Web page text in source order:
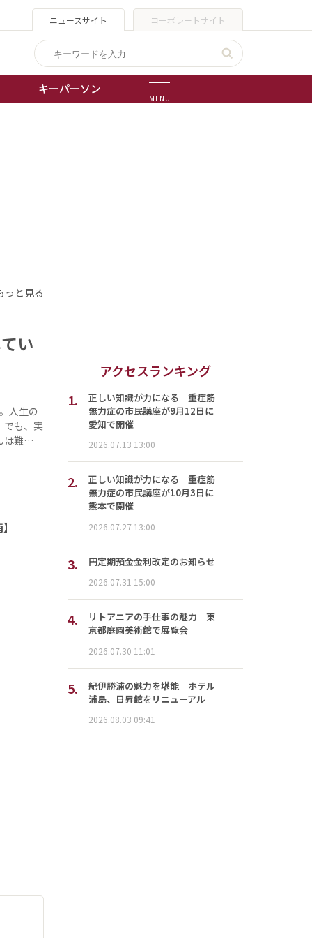
ニュースサイト コーポレートサイト
キーパーソン
MENU
っと見る
い
人生の
でも、実
は難…
アクセスランキング
1.
正しい知識が力になる 重症筋
無力症の市民講座が9月12日に
愛知で開催
2026.07.13 13:00
2.
正しい知識が力になる 重症筋
無力症の市民講座が10月3日に
熊本で開催
2026.07.27 13:00
3. 円定期預金金利改定のお知らせ
2026.07.31 15:00
4.
リトアニアの手仕事の魅力 東
京都庭園美術館で展覧会
2026.07.30 11:01
5.
紀伊勝浦の魅力を堪能 ホテル
浦島、日昇館をリニューアル
2026.08.03 09:41